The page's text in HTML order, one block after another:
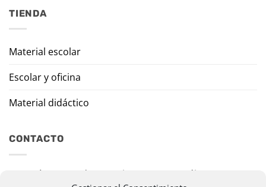
TIENDA
Material escolar
Escolar y oficina
Material didáctico
CONTACTO
Travesía Tomas de Burgui, 8 31013 Ansoáin (Navarra)